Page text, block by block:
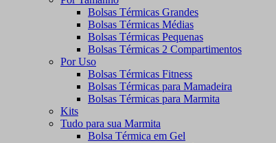
Bolsas Térmicas Grandes
Bolsas Térmicas Médias
Bolsas Térmicas Pequenas
Bolsas Térmicas 2 Compartimentos
Por Uso
Bolsas Térmicas Fitness
Bolsas Térmicas para Mamadeira
Bolsas Térmicas para Marmita
Kits
Tudo para sua Marmita
Bolsa Térmica em Gel